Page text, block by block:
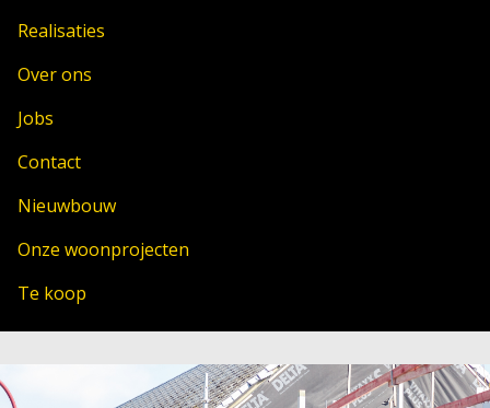
Realisaties
Over ons
Jobs
Contact
Nieuwbouw
Onze woonprojecten
Te koop